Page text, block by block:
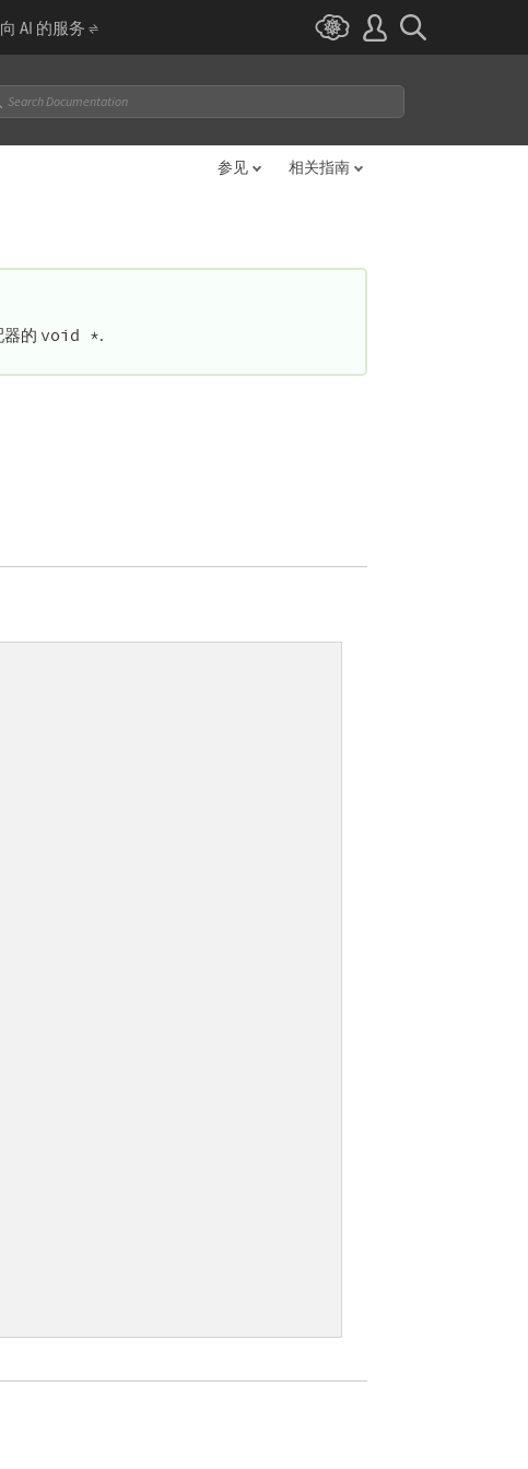
AI 的服务
参见 相关指南
的 void *.